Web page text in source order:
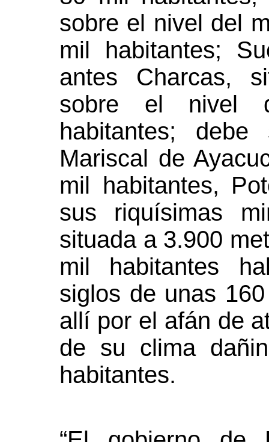
sobre el nivel del
mil habitantes;
antes Charcas,
sobre el nivel
habitantes;
Mariscal de
mil habitantes,
sus riquísimas
situada a 3.900
mil habitantes
siglos de unas
allí por el afán de
de su clima
habitantes.